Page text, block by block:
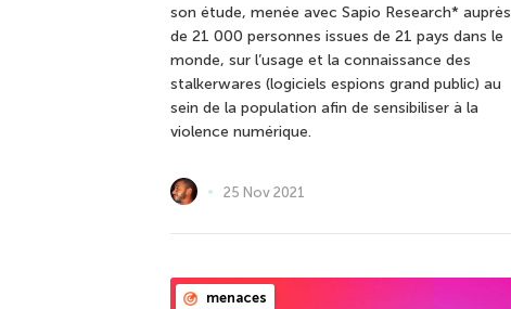
son étude, menée avec Sapio Research* auprès
de 21 000 personnes issues de 21 pays dans le
monde, sur l’usage et la connaissance des
stalkerwares (logiciels espions grand public) au
sein de la population afin de sensibiliser à la
violence numérique.
25 Nov 2021
menaces